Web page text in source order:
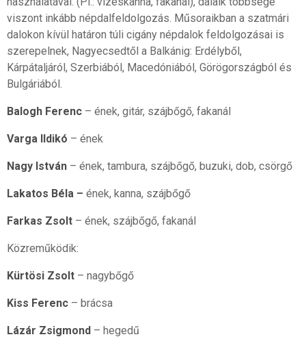
viszont inkább népdalfeldolgozás. Műsoraikban a szatmári
dalokon kívül határon túli cigány népdalok feldolgozásai is
szerepelnek, Nagyecsedtől a Balkánig: Erdélyből,
Kárpátaljáról, Szerbiából, Macedóniából, Görögországból és
Bulgáriából.
Balogh Ferenc– ének, gitár, szájbőgő, fakanál
Varga Ildikó – ének
Nagy István– ének, tambura, szájbőgő, buzuki, dob, csörgő
Lakatos Béla – ének, kanna, szájbőgő
Farkas Zsolt– ének, szájbőgő, fakanál
Közreműködik:
Kürtösi Zsolt– nagybőgő
Kiss Ferenc– brácsa
Lázár Zsigmond– hegedű